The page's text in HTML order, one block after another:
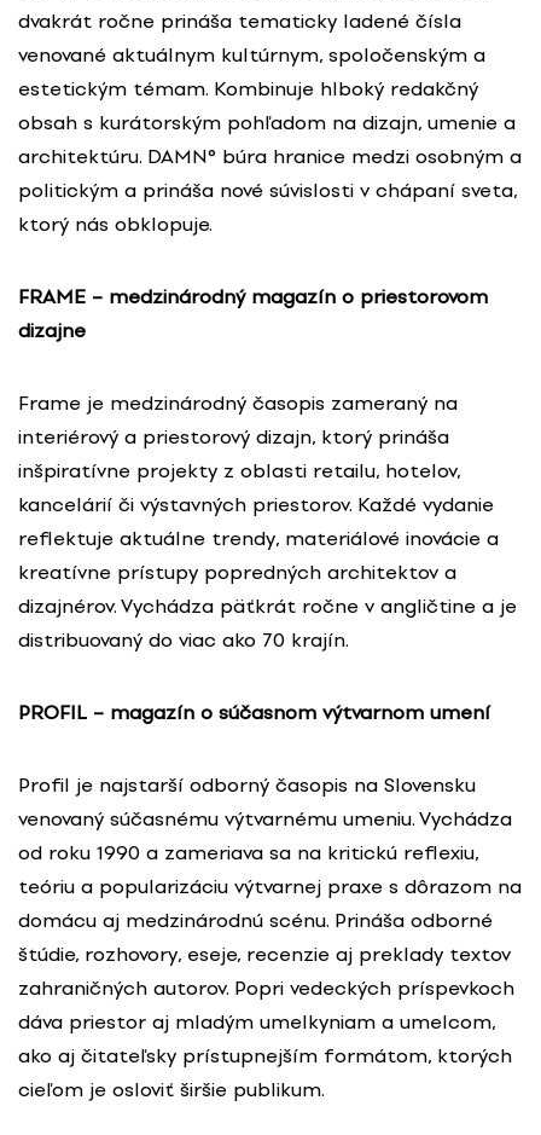
dvakrát ročne prináša tematicky ladené čísla
venované aktuálnym kultúrnym, spoločenským a
estetickým témam. Kombinuje hlboký redakčný
obsah s kurátorským pohľadom na dizajn, umenie a
architektúru. DAMN° búra hranice medzi osobným a
politickým a prináša nové súvislosti v chápaní sveta,
ktorý nás obklopuje.
FRAME – medzinárodný magazín o priestorovom
dizajne
Frame je medzinárodný časopis zameraný na
interiérový a priestorový dizajn, ktorý prináša
inšpiratívne projekty z oblasti retailu, hotelov,
kancelárií či výstavných priestorov. Každé vydanie
reflektuje aktuálne trendy, materiálové inovácie a
kreatívne prístupy popredných architektov a
dizajnérov. Vychádza päťkrát ročne v angličtine a je
distribuovaný do viac ako 70 krajín.
PROFIL – magazín o súčasnom výtvarnom umení
Profil je najstarší odborný časopis na Slovensku
venovaný súčasnému výtvarnému umeniu. Vychádza
od roku 1990 a zameriava sa na kritickú reflexiu,
teóriu a popularizáciu výtvarnej praxe s dôrazom na
domácu aj medzinárodnú scénu. Prináša odborné
štúdie, rozhovory, eseje, recenzie aj preklady textov
zahraničných autorov. Popri vedeckých príspevkoch
dáva priestor aj mladým umelkyniam a umelcom,
ako aj čitateľsky prístupnejším formátom, ktorých
cieľom je osloviť širšie publikum.